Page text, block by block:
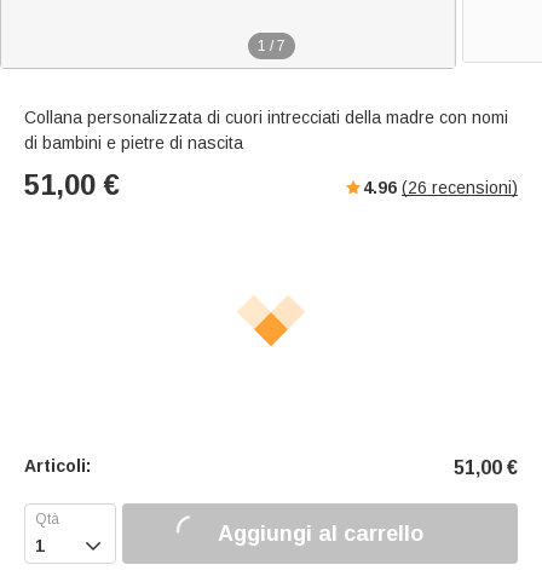
1 / 7
Collana personalizzata di cuori intrecciati della madre con nomi
di bambini e pietre di nascita
51,00 € 4.96 (26 recensioni)
Articoli: 51,00 €
 Aggiungi al carrello